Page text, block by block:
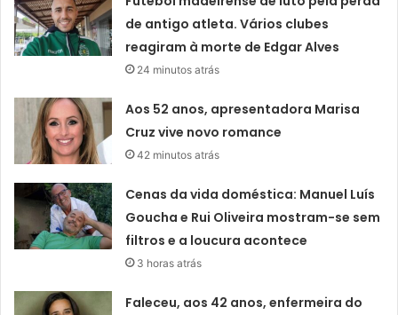
de antigo atleta. Vários clubes
reagiram à morte de Edgar Alves
24 minutos atrás
Aos 52 anos, apresentadora Marisa
Cruz vive novo romance
42 minutos atrás
Cenas da vida doméstica: Manuel Luís
Goucha e Rui Oliveira mostram-se sem
filtros e a loucura acontece
3 horas atrás
Faleceu, aos 42 anos, enfermeira do